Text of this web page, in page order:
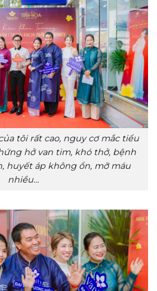
tôi rất cao, nguy cơ mắc tiểu
hở van tim, khó thở, bệnh
huyết áp không ổn, mỡ máu
nhiều…